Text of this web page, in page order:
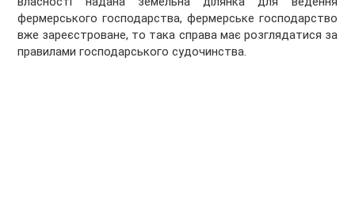
фермерського господарства, фермерське господарство
вже зареєстроване, то така справа має розглядатися за
правилами господарського судочинства.